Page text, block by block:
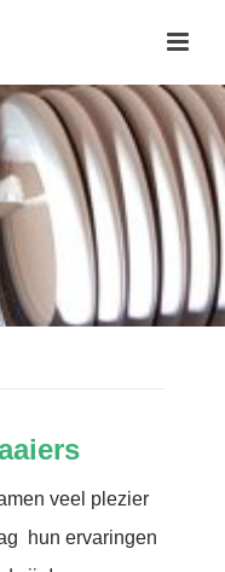
veel plezier
hun ervaringen